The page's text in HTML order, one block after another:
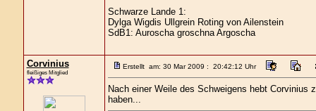
Schwarze Lande 1:
Dylga Wigdis Ullgrein Roting von Ailenstein
SdB1: Auroscha groschna Argoscha
Corvinius
fleißiges Mitglied
Erstellt am: 30 Mar 2009 : 20:42:12 Uhr
Nach einer Weile des Schweigens hebt Corvinius
haben...